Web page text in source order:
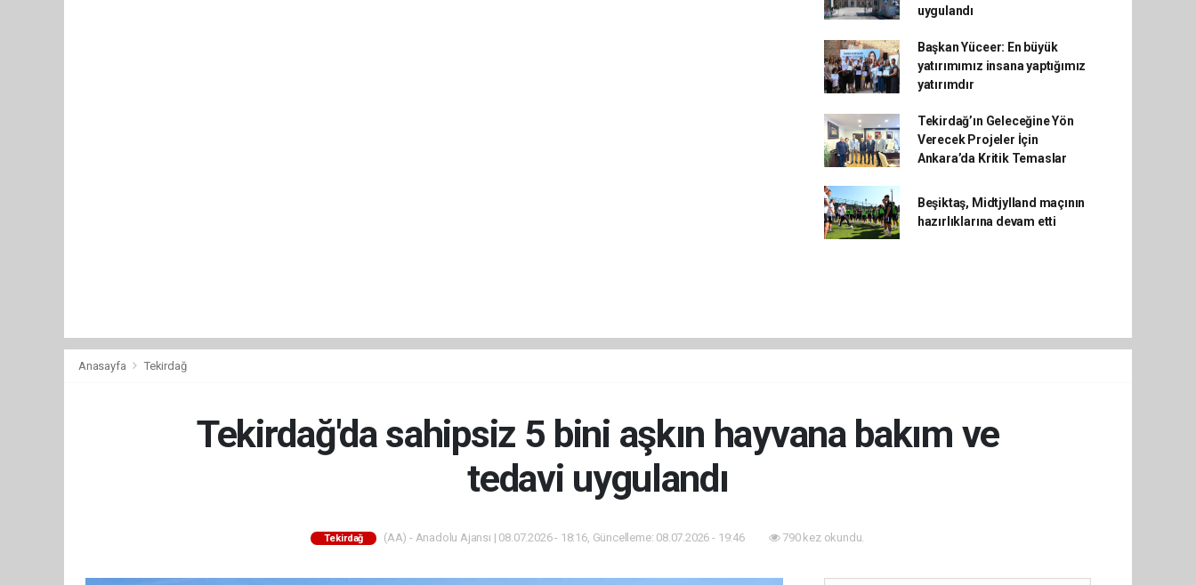
uygulandı
Başkan Yüceer: En büyük
yatırımımız insana yaptığımız
yatırımdır
Tekirdağ’ın Geleceğine Yön
Verecek Projeler İçin
Ankara’da Kritik Temaslar
Beşiktaş, Midtjylland maçının
hazırlıklarına devam etti
Anasayfa Tekirdağ
Tekirdağ'da sahipsiz 5 bini aşkın hayvana bakım ve
tedavi uygulandı
Tekirdağ (AA) - Anadolu Ajansı | 08.07.2026 - 18:16, Güncelleme: 08.07.2026 - 19:46 790 kez okundu.